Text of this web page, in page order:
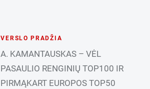
VERSLO PRADŽIA
A. KAMANTAUSKAS – VĖL
PASAULIO RENGINIŲ TOP100 IR
PIRMĄKART EUROPOS TOP50